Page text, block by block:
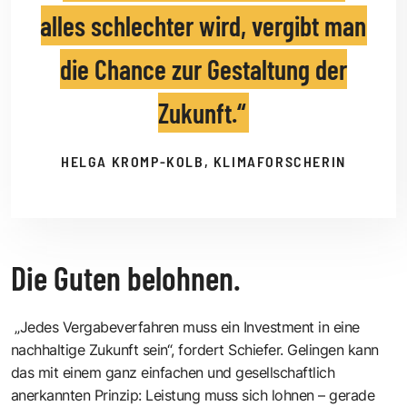
alles schlechter wird, vergibt man
die Chance zur Gestaltung der
Zukunft.
HELGA KROMP-KOLB, KLIMAFORSCHERIN
Die Guten belohnen.
„Jedes Vergabeverfahren muss ein Investment in eine
nachhaltige Zukunft sein“, fordert Schiefer. Gelingen kann
das mit einem ganz einfachen und gesellschaftlich
anerkannten Prinzip: Leistung muss sich lohnen – gerade